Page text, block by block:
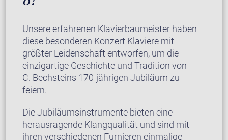
Unsere erfahrenen Klavierbaumeister haben
diese besonderen Konzert Klaviere mit
größter Leidenschaft entworfen, um die
einzigartige Geschichte und Tradition von
C. Bechsteins 170-jährigen Jubiläum zu
feiern.
Die Jubiläumsinstrumente bieten eine
herausragende Klangqualität und sind mit
ihren verschiedenen Furnieren einmalige